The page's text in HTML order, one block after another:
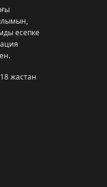
есепке
жастан